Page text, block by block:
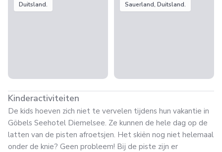
Duitsland. Sauerland, Duitsland.
Kinderactiviteiten
De kids hoeven zich niet te vervelen tijdens hun vakantie in
Göbels Seehotel Diemelsee. Ze kunnen de hele dag op de
latten van de pisten afroetsjen. Het skiën nog niet helemaal
onder de knie? Geen probleem! Bij de piste zijn er